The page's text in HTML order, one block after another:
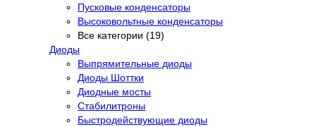
Пусковые конденсаторы
Высоковольтные конденсаторы
Все категории (19)
Диоды
Выпрямительные диоды
Диоды Шоттки
Диодные мосты
Стабилитроны
Быстродействующие диоды